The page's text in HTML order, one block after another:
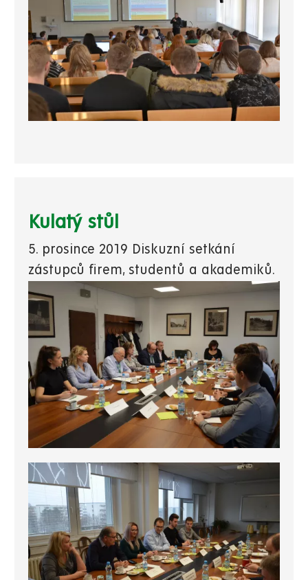
Kulatý stůl
5. prosince 2019 Diskuzní setkání
zástupců firem, studentů a akademiků.